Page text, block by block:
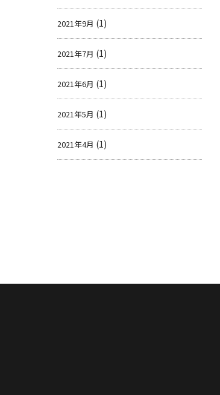
2021年9月 (1)
2021年7月 (1)
2021年6月 (1)
2021年5月 (1)
2021年4月 (1)